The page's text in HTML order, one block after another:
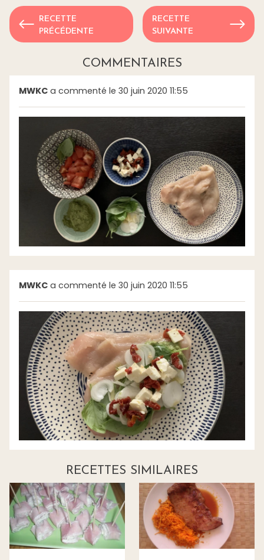
RECETTE
PRÉCÉDENTE
RECETTE
SUIVANTE
COMMENTAIRES
MWKC a commenté le 30 juin 2020 11:55
MWKC a commenté le 30 juin 2020 11:55
RECETTES SIMILAIRES